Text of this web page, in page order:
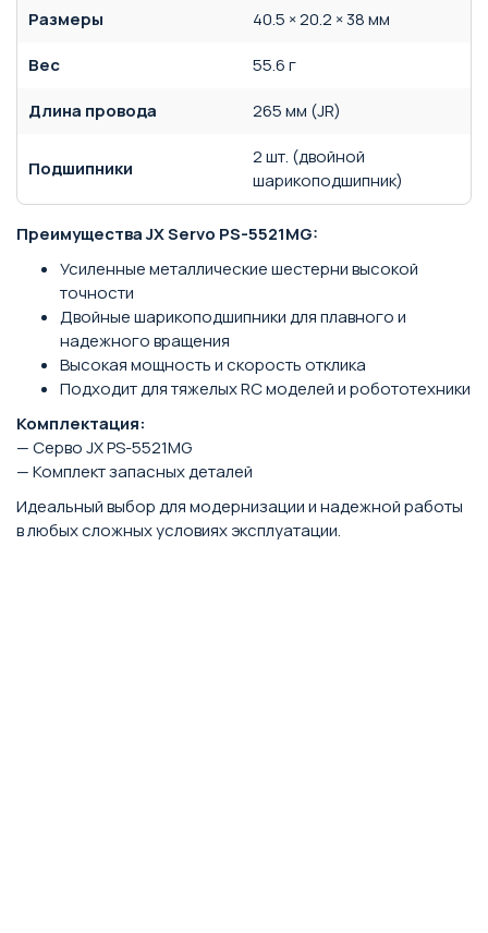
Размеры
40.5 × 20.2 × 38 мм
Вес
55.6 г
Длина провода
265 мм (JR)
Подшипники
2 шт. (двойной
шарикоподшипник)
Преимущества JX Servo PS-5521MG:
Усиленные металлические шестерни высокой
точности
Двойные шарикоподшипники для плавного и
надежного вращения
Высокая мощность и скорость отклика
Подходит для тяжелых RC моделей и робототехники
Комплектация:
— Серво JX PS-5521MG
— Комплект запасных деталей
Идеальный выбор для модернизации и надежной работы
в любых сложных условиях эксплуатации.